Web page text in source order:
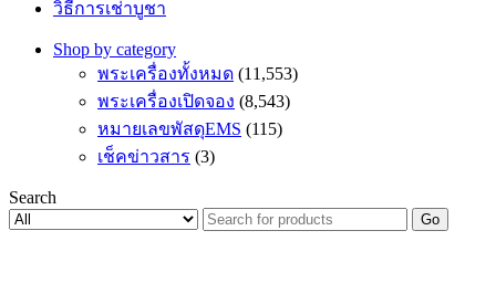
วิธีการเช่าบูชา
Shop by category
พระเครื่องทั้งหมด (11,553)
พระเครื่องเปิดจอง (8,543)
หมายเลขพัสดุEMS (115)
เช็คข่าวสาร (3)
Search
Go